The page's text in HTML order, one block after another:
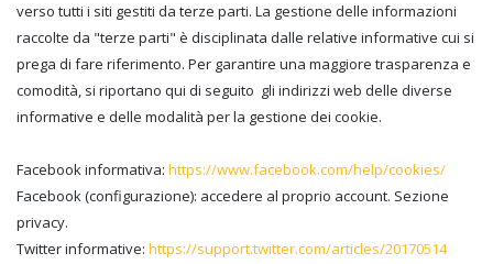
verso tutti i siti gestiti da terze parti. La gestione delle informazioni
raccolte da "terze parti" è disciplinata dalle relative informative cui si
prega di fare riferimento. Per garantire una maggiore trasparenza e
comodità, si riportano qui di seguito gli indirizzi web delle diverse
informative e delle modalità per la gestione dei cookie.
Facebook informativa: https://www.facebook.com/help/cookies/
Facebook (configurazione): accedere al proprio account. Sezione
privacy.
Twitter informative: https://support.twitter.com/articles/20170514